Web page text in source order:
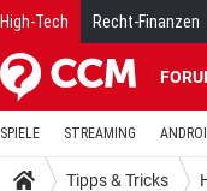
High-Tech Recht-Finanzen
SPIELE STREAMING
Tipps & Tricks